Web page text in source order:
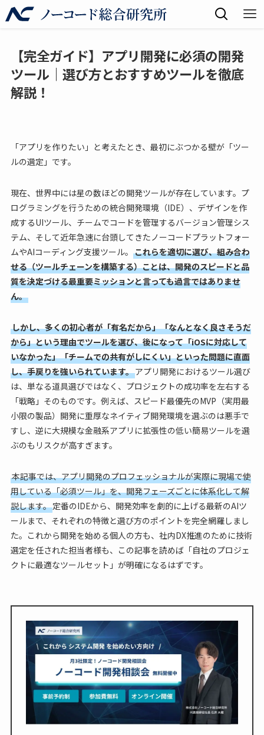
【完全ガイド】アプリ開発に必須の開発
ツール｜選び方とおすすめツールを徹底
解説！
「アプリを作りたい」と考えたとき、最初にぶつかる壁が「ツー
ルの選定」です。
現在、世界中には星の数ほどの開発ツールが存在しています。プ
ログラミングを行うための統合開発環境（IDE）、デザインを作
成するUIツール、チームでコードを管理するバージョン管理シス
テム、そして近年急速に台頭してきたノーコードプラットフォー
ムやAIコーディング支援ツール。 これらを適切に選び、組み合わ
せる（ツールチェーンを構築する）ことは、開発のスピードと品
質を決定づける最重要ミッションと言っても過言ではありませ
ん。
しかし、多くの初心者が「有名だから」「なんとなく良さそうだ
から」という理由でツールを選び、後になって「iOSに対応して
いなかった」「チームでの共有がしにくい」といった問題に直面
し、手戻りを強いられています。アプリ開発におけるツール選び
は、単なる道具選びではなく、プロジェクトの成功率を左右する
「戦略」そのものです。例えば、スピード最優先のMVP（実用最
小限の製品）開発に重厚なネイティブ開発環境を選ぶのは悪手で
すし、逆に大規模な金融系アプリに拡張性の低い簡易ツールを選
ぶのもリスクが高すぎます。
本記事では、アプリ開発のプロフェッショナルが実際に現場で使
用している「必須ツール」を、開発フェーズごとに体系化して解
説します。定番のIDEから、開発効率を劇的に上げる最新のAIツ
ールまで、それぞれの特徴と選び方のポイントを完全網羅しまし
た。これから開発を始める個人の方も、社内DX推進のために技術
選定を任された担当者様も、この記事を読めば「自社のプロジェ
クトに最適なツールセット」が明確になるはずです。